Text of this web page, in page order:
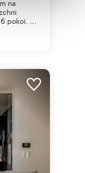
na
pokoi, ...